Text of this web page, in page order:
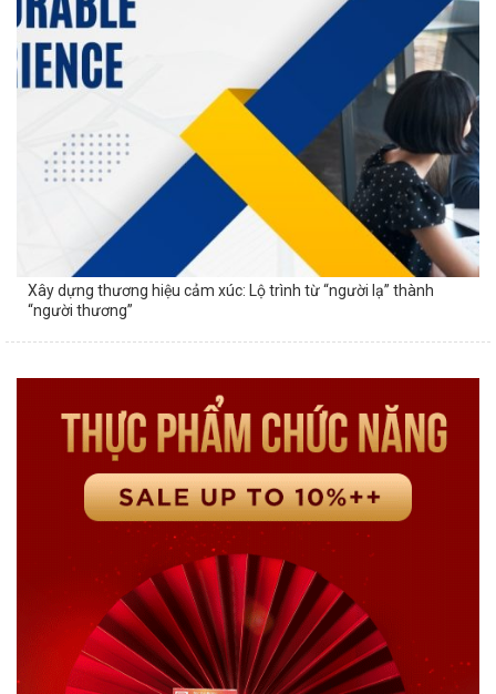
Xây dựng thương hiệu cảm xúc: Lộ trình từ “người lạ” thành
“người thương”